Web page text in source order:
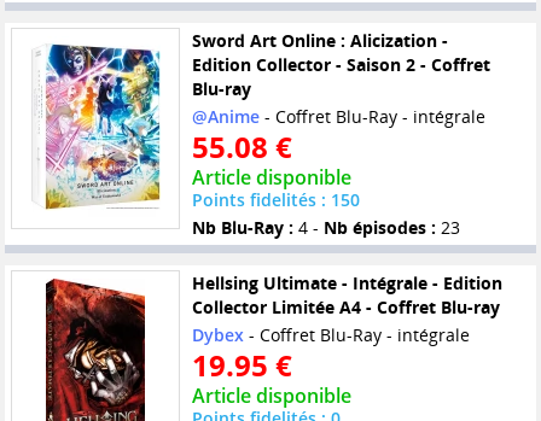
Sword Art Online : Alicization -
Edition Collector - Saison 2 - Coffret
Blu-ray
@Anime- Coffret Blu-Ray - intégrale
55.08 €
Article disponible
Points fidelités : 150
Nb Blu-Ray : 4 - Nb épisodes : 23
Hellsing Ultimate - Intégrale - Edition
Collector Limitée A4 - Coffret Blu-ray
Dybex- Coffret Blu-Ray - intégrale
19.95 €
Article disponible